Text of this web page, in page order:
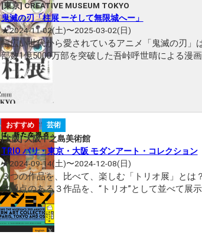
[東京] CREATIVE MUSEUM TOKYO
鬼滅の刃「柱展 ーそして無限城へー」
★2024-11-02(土)〜2025-03-02(日)
幅広い世代から愛されているアニメ「鬼滅の刃
部数1億5000万部を突破した吾峠呼世晴による漫
炭治郎 立志編」の放送開始から5年、今年5月よ
版...
おすすめ 芸術
[大阪] 大阪中之島美術館
TRIO パリ・東京・大阪 モダンアート・コレクション
★2024-09-14(土)〜2024-12-08(日)
３つの作品を、比べて、楽しむ「トリオ展」とは
共通点のある３作品を、“トリオ”として並べて展
話して楽しい、これまでにないユニークな展覧会で